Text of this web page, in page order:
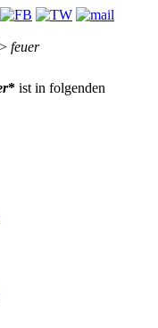
feuer
* ist in folgenden